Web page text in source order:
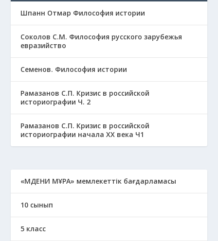
Шпанн Отмар Философия истории
Соколов С.М. Философия русского зарубежья
евразийство
Семенов. Философия истории
Рамазанов С.П. Кризис в российской
историографии Ч. 2
Рамазанов С.П. Кризис в российской
историографии начала ХХ века Ч1
«МӘДЕНИ МҰРА» мемлекеттік бағдарламасы
10 сынып
5 класс